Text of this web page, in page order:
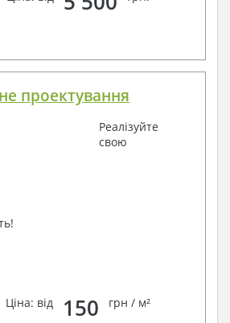
проектування
Реалізуйте
свою
Ціна: від 150 грн / м²